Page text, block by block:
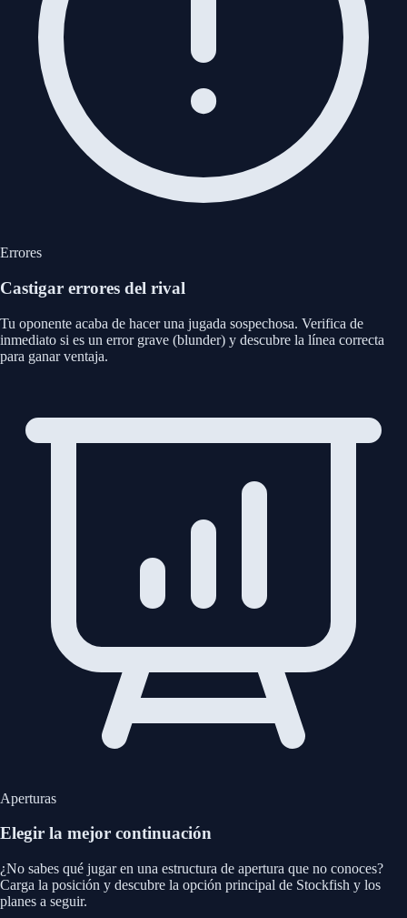
Errores
Castigar errores del rival
Tu oponente acaba de hacer una jugada sospechosa. Verifica de
inmediato si es un error grave (blunder) y descubre la línea correcta
para ganar ventaja.
Aperturas
Elegir la mejor continuación
¿No sabes qué jugar en una estructura de apertura que no conoces?
Carga la posición y descubre la opción principal de Stockfish y los
planes a seguir.